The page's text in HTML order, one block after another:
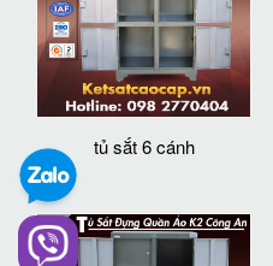
tủ sắt 6 cánh